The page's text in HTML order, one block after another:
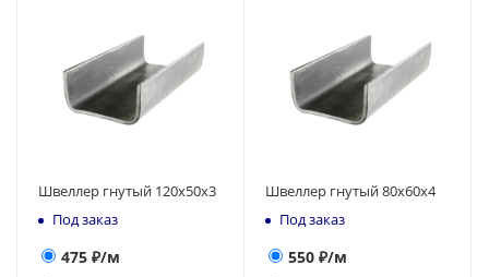
Швеллер гнутый 120х50х3
Под заказ
475 ₽/м
Швеллер гнутый 80х60х4
Под заказ
550 ₽/м